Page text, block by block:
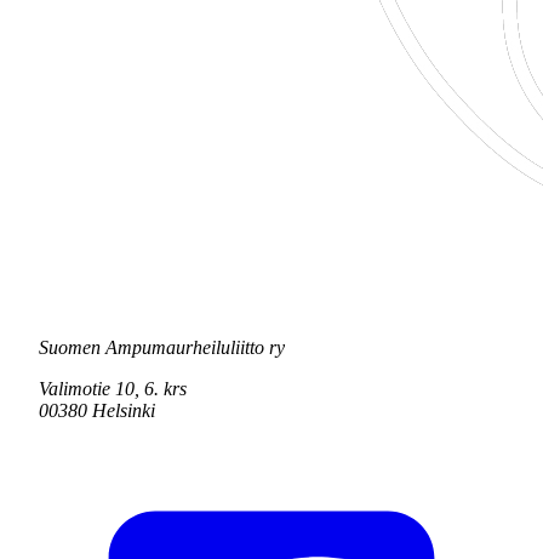
Suomen Ampumaurheiluliitto ry
Valimotie 10, 6. krs
00380 Helsinki